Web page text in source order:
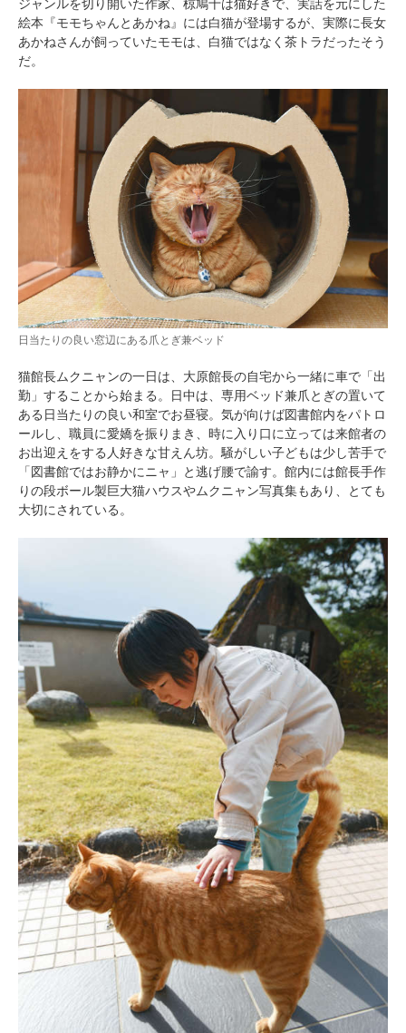
ジャンルを切り開いた作家、椋鳩十は猫好きで、実話を元にした
絵本『モモちゃんとあかね』には白猫が登場するが、実際に長女
あかねさんが飼っていたモモは、白猫ではなく茶トラだったそう
だ。
日当たりの良い窓辺にある爪とぎ兼ベッド
猫館長ムクニャンの一日は、大原館長の自宅から一緒に車で「出
勤」することから始まる。日中は、専用ベッド兼爪とぎの置いて
ある日当たりの良い和室でお昼寝。気が向けば図書館内をパトロ
ールし、職員に愛嬌を振りまき、時に入り口に立っては来館者の
お出迎えをする人好きな甘えん坊。騒がしい子どもは少し苦手で
「図書館ではお静かにニャ」と逃げ腰で諭す。館内には館長手作
りの段ボール製巨大猫ハウスやムクニャン写真集もあり、とても
大切にされている。